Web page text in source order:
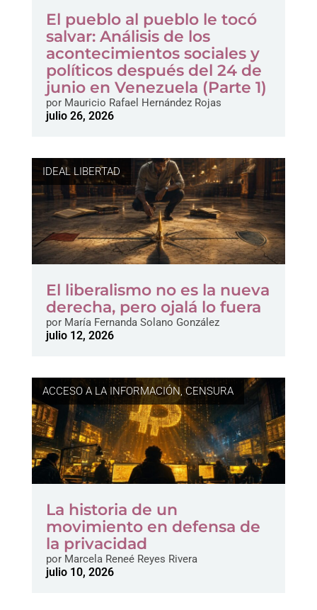
El pueblo al pueblo le tocó
salvar: Análisis de los
acontecimientos sociales y
políticos después del 24 de
junio en Venezuela (Parte 1)
porMauricio Rafael Hernández Rojas
julio 26, 2026
IDEAL LIBERTAD
El liberalismo no es la nueva
derecha, pero ojalá lo fuera
porMaría Fernanda Solano González
julio 12, 2026
ACCESO A LA INFORMACIÓN,CENSURA
La historia de un
movimiento en defensa de
la privacidad
porMarcela Reneé Reyes Rivera
julio 10, 2026